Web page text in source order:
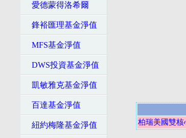
愛德蒙得洛希爾
鋒裕匯理基金淨值
MFS基金淨值
DWS投資基金淨值
凱敏雅克基金淨值
百達基金淨值
紐約梅隆基金淨值
柏瑞美國雙